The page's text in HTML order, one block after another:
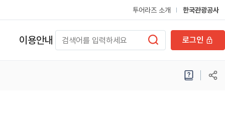
투어라즈 소개 한국관광공사
이용안내 로그인